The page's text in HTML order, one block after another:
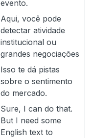
evento.
Aqui, você pode
detectar atividade
institucional ou
grandes negociações
Isso te dá pistas
sobre o sentimento
do mercado.
Sure, I can do that.
But I need some
English text to